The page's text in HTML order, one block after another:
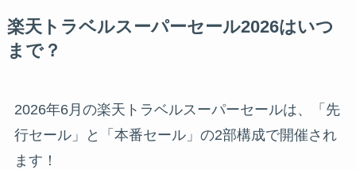
楽天トラベルスーパーセール2026はいつ
まで？
2026年6月の楽天トラベルスーパーセールは、「先
行セール」と「本番セール」の2部構成で開催され
ます！